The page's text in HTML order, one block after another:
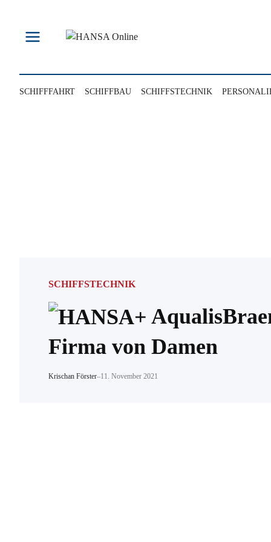
springen
SCHIFFFAHRT SCHIFFBAU SCHIFFSTECHNIK
SCHIFFSTECHNIK
Firma von Damen
Krischan Förster–11. November 2021